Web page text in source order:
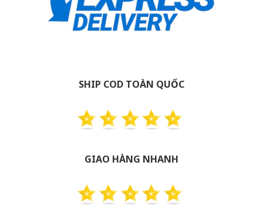
SHIP COD TOÀN QUỐC
GIAO HÀNG NHANH